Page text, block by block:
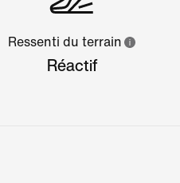
Ressenti du terrain
Réactif